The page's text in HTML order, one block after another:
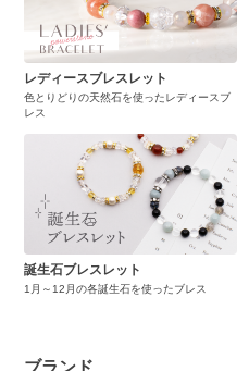
レディースブレスレット
色とりどりの天然石を使ったレディースブ
レス
誕生石ブレスレット
1月～12月の各誕生石を使ったブレス
ブランド